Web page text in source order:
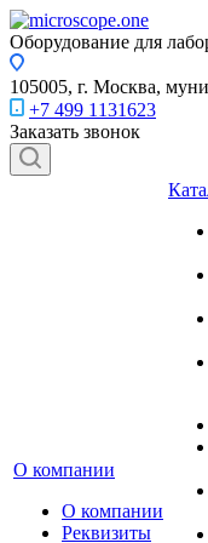
Оборудование для
105005, г. Москва,
+7 499 1131623
Заказать звонок
О компании
О компании
Реквизиты